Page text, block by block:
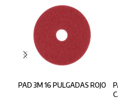
PAD 3M 16 PULGADAS ROJO